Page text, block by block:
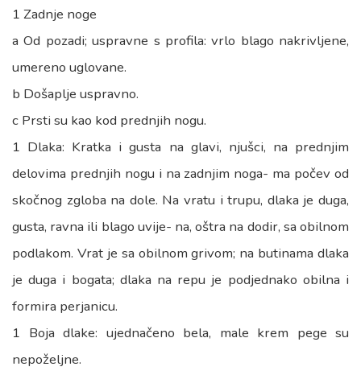
1 Zadnje noge
a Od pozadi; uspravne s profila: vrlo blago nakrivljene,
umereno uglovane.
b Došaplje uspravno.
c Prsti su kao kod prednjih nogu.
1 Dlaka: Kratka i gusta na glavi, njušci, na prednjim
delovima prednjih nogu i na zadnjim noga- ma počev od
skočnog zgloba na dole. Na vratu i trupu, dlaka je duga,
gusta, ravna ili blago uvije- na, oštra na dodir, sa obilnom
podlakom. Vrat je sa obilnom grivom; na butinama dlaka
je duga i bogata; dlaka na repu je podjednako obilna i
formira perjanicu.
1 Boja dlake: ujednačeno bela, male krem pege su
nepoželjne.